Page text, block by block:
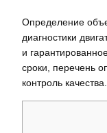
Определение
диагностики
и
сроки, перечень
контроль качества.